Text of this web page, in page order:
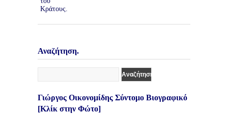
Αναζήτηση.
Γιώργος Οικονομίδης Σύντομο Βιογραφικό
[Κλίκ στην Φώτο]